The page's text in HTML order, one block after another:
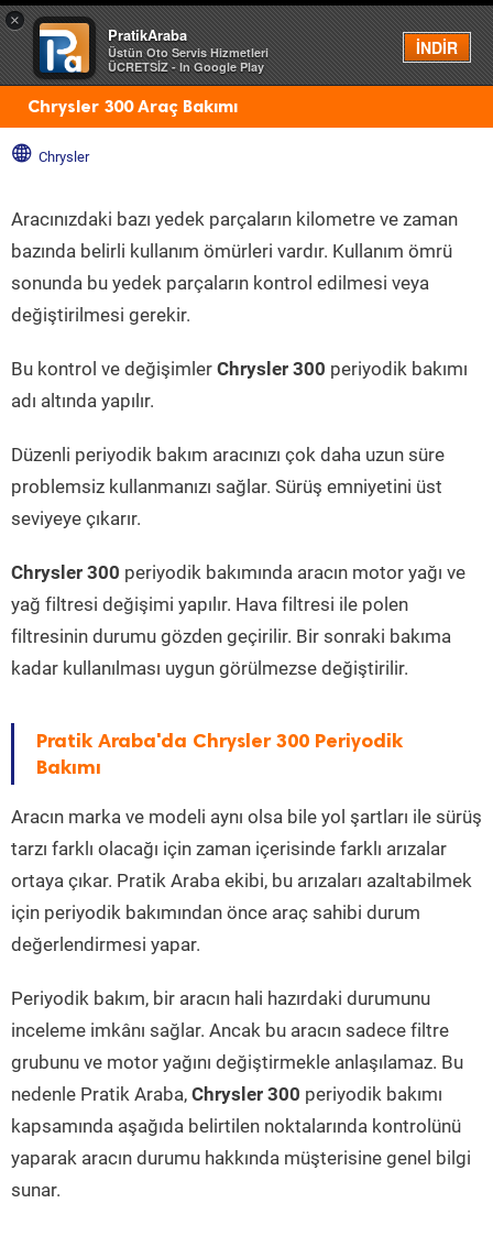
×
PratikAraba
Üstün Oto Servis Hizmetleri
ÜCRETSİZ - In Google Play
İNDİR
Menü
Chrysler 300 Araç Bakımı
Chrysler
Aracınızdaki bazı yedek parçaların kilometre ve zaman
bazında belirli kullanım ömürleri vardır. Kullanım ömrü
sonunda bu yedek parçaların kontrol edilmesi veya
değiştirilmesi gerekir.
Bu kontrol ve değişimler Chrysler 300 periyodik bakımı
adı altında yapılır.
Düzenli periyodik bakım aracınızı çok daha uzun süre
problemsiz kullanmanızı sağlar. Sürüş emniyetini üst
seviyeye çıkarır.
Chrysler 300 periyodik bakımında aracın motor yağı ve
yağ filtresi değişimi yapılır. Hava filtresi ile polen
filtresinin durumu gözden geçirilir. Bir sonraki bakıma
kadar kullanılması uygun görülmezse değiştirilir.
Pratik Araba'da Chrysler 300 Periyodik
Bakımı
Aracın marka ve modeli aynı olsa bile yol şartları ile sürüş
tarzı farklı olacağı için zaman içerisinde farklı arızalar
ortaya çıkar. Pratik Araba ekibi, bu arızaları azaltabilmek
için periyodik bakımından önce araç sahibi durum
değerlendirmesi yapar.
Periyodik bakım, bir aracın hali hazırdaki durumunu
inceleme imkânı sağlar. Ancak bu aracın sadece filtre
grubunu ve motor yağını değiştirmekle anlaşılamaz. Bu
nedenle Pratik Araba, Chrysler 300 periyodik bakımı
kapsamında aşağıda belirtilen noktalarında kontrolünü
yaparak aracın durumu hakkında müşterisine genel bilgi
sunar.